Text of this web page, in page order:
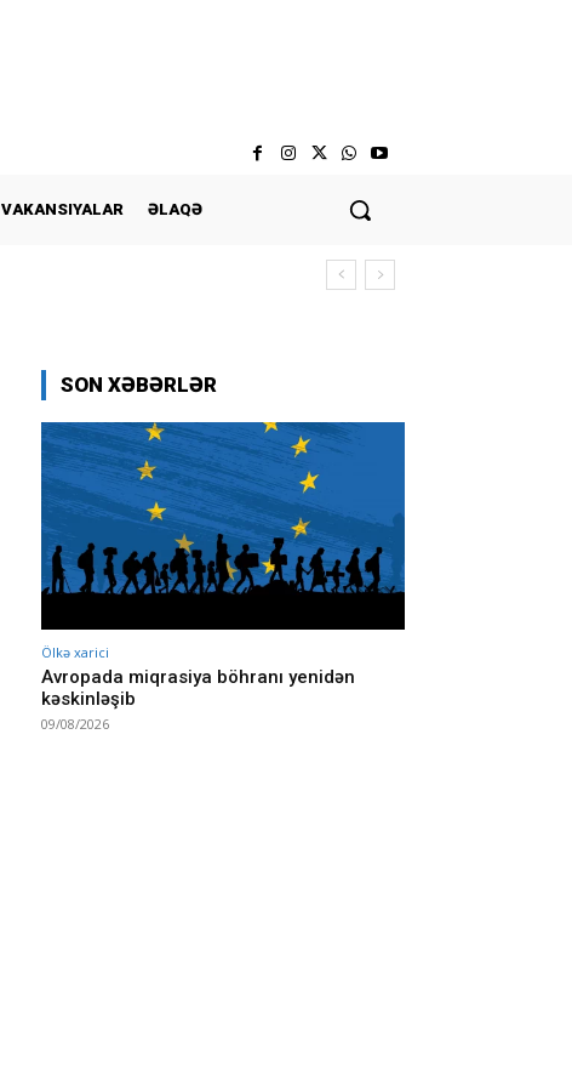
VAKANSIYALAR ƏLAQƏ
SON XƏBƏRLƏR
Ölkə xarici
Avropada miqrasiya böhranı yenidən
kəskinləşib
09/08/2026